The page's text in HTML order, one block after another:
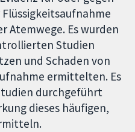
Atemwege. Es wurden
Studien
und Schaden von
ermittelten. Es
durchgeführt
dieses häufigen,